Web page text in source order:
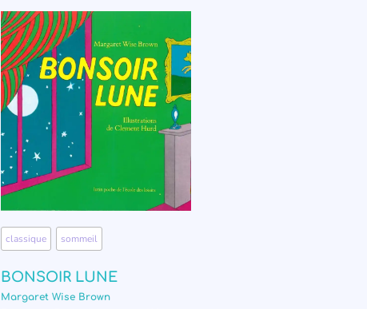
classique sommeil
BONSOIR LUNE
Margaret Wise Brown